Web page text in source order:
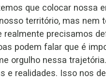
que colocar nossa
território, mas nem
realmente precisamos
podem falar que é
orgulho nessa
e realidades. Isso nos